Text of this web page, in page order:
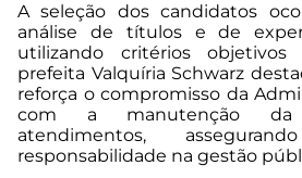
A seleção dos candidatos
análise de títulos e de
utilizando critérios
prefeita Valquíria Schwarz
reforça o compromisso da
com a manutenção da
atendimentos,
responsabilidade na gestão